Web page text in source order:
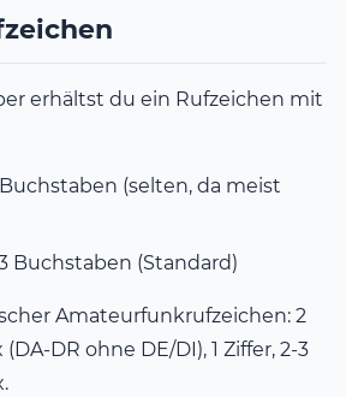
erhältst du ein Rufzeichen mit
(selten, da meist
Buchstaben (Standard)
Amateurfunkrufzeichen: 2
DR ohne DE/DI), 1 Ziffer, 2-3